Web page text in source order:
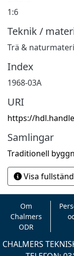
1:6
Teknik /
Trä &
Index
1968-03A
URI
https://
Samlingar
Traditionell
Visa
Om
Chalmers
ODR
CHALMERS